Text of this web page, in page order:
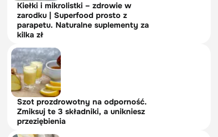
Kiełki i mikrolistki – zdrowie w
zarodku | Superfood prosto z
parapetu. Naturalne suplementy za
kilka zł
Szot prozdrowotny na odporność.
Zmiksuj te 3 składniki, a unikniesz
przeziębienia